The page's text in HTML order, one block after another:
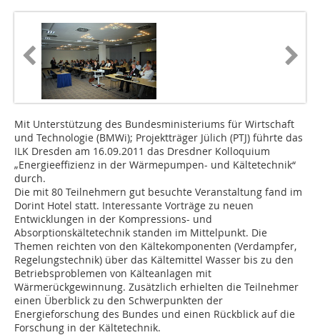
Mit Unterstützung des Bundesministeriums für Wirtschaft
und Technologie (BMWi); Projektträger Jülich (PTJ) führte das
ILK Dresden am 16.09.2011 das Dresdner Kolloquium
„Energieeffizienz in der Wärmepumpen- und Kältetechnik“
durch.
Die mit 80 Teilnehmern gut besuchte Veranstaltung fand im
Dorint Hotel statt. Interessante Vorträge zu neuen
Entwicklungen in der Kompressions- und
Absorptionskältetechnik standen im Mittelpunkt. Die
Themen reichten von den Kältekomponenten (Verdampfer,
Regelungstechnik) über das Kältemittel Wasser bis zu den
Betriebsproblemen von Kälteanlagen mit
Wärmerückgewinnung. Zusätzlich erhielten die Teilnehmer
einen Überblick zu den Schwerpunkten der
Energieforschung des Bundes und einen Rückblick auf die
Forschung in der Kältetechnik.